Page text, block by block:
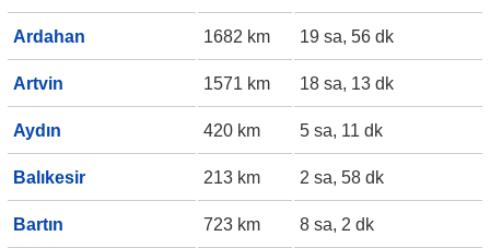
Ardahan 1682 km 19 sa, 56 dk
Artvin 1571 km 18 sa, 13 dk
Aydın 420 km 5 sa, 11 dk
Balıkesir 213 km 2 sa, 58 dk
Bartın 723 km 8 sa, 2 dk